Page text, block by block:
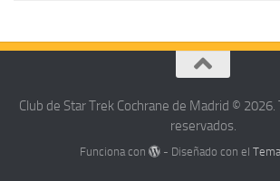
Club de Star Trek Cochrane de Madrid ©
reservados.
Funciona con - Diseñado con el